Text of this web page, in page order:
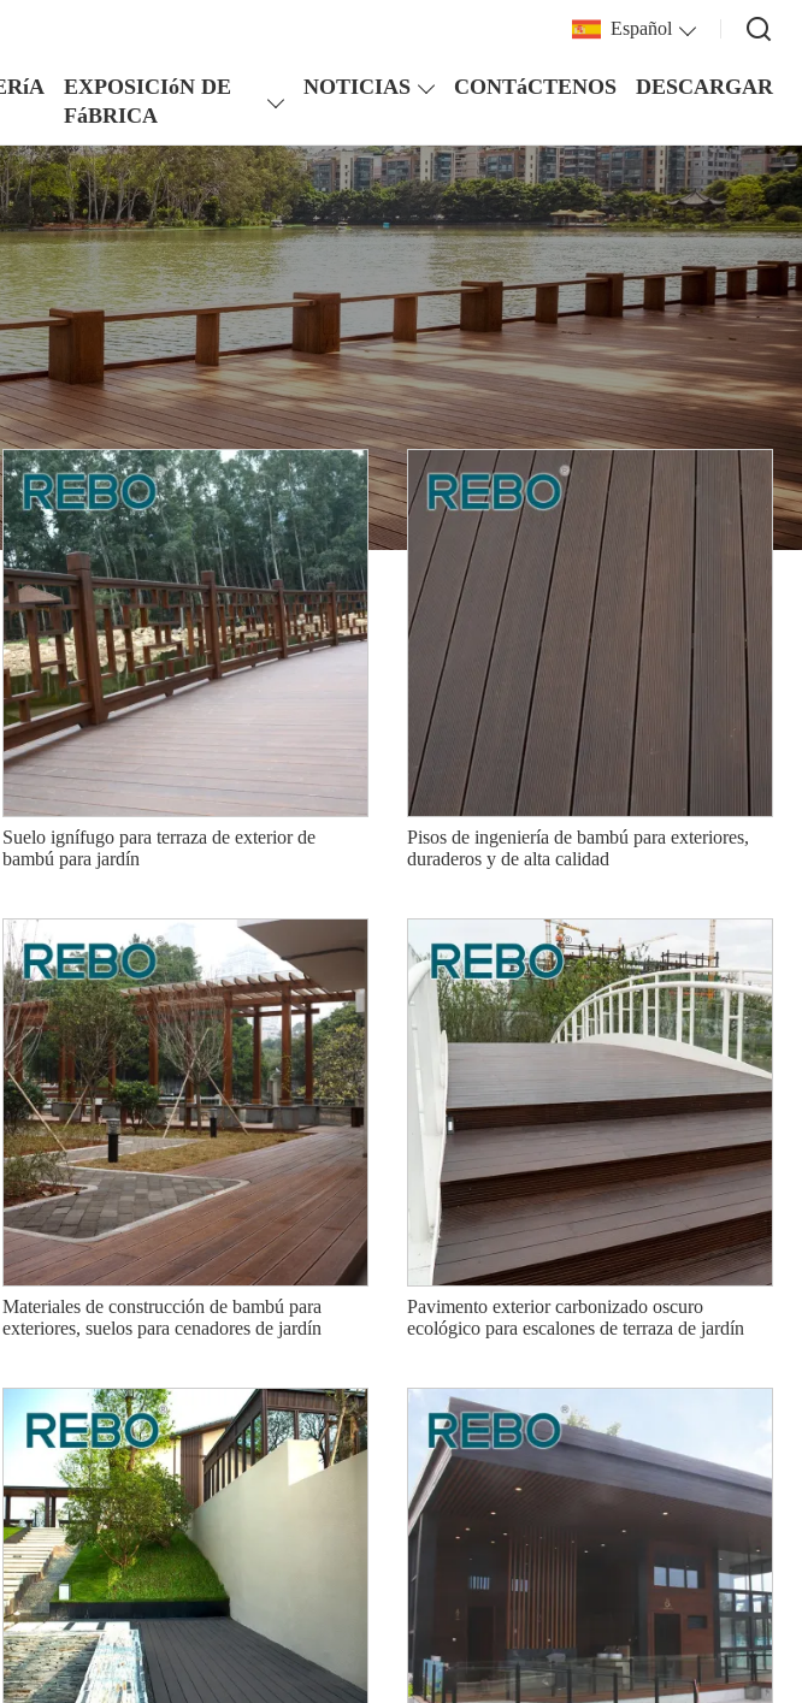
Español
EXPOSICIóN DE
FáBRICA
NOTICIAS CONTáCTENOS DESCARGAR
Piso calefactor de bambú carbonizado
de alta densidad moderno
Pisos laminados de bambú de alta
presión para uso comercial
bambú
Suelo ignífugo para terraza de exterior de
bambú para jardín
Pisos de ingeniería de bambú para exteriores,
duraderos y de alta calidad
Materiales de construcción de bambú para
exteriores, suelos para cenadores de jardín
Pavimento exterior carbonizado oscuro
ecológico para escalones de terraza de jardín